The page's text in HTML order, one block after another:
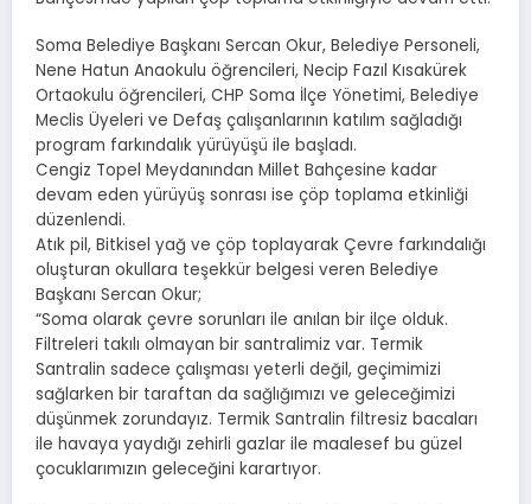
Soma Belediye Başkanı Sercan Okur, Belediye Personeli,
Nene Hatun Anaokulu öğrencileri, Necip Fazıl Kısakürek
Ortaokulu öğrencileri, CHP Soma İlçe Yönetimi, Belediye
Meclis Üyeleri ve Defaş çalışanlarının katılım sağladığı
program farkındalık yürüyüşü ile başladı.
Cengiz Topel Meydanından Millet Bahçesine kadar
devam eden yürüyüş sonrası ise çöp toplama etkinliği
düzenlendi.
Atık pil, Bitkisel yağ ve çöp toplayarak Çevre farkındalığı
oluşturan okullara teşekkür belgesi veren Belediye
Başkanı Sercan Okur;
“Soma olarak çevre sorunları ile anılan bir ilçe olduk.
Filtreleri takılı olmayan bir santralimiz var. Termik
Santralin sadece çalışması yeterli değil, geçimimizi
sağlarken bir taraftan da sağlığımızı ve geleceğimizi
düşünmek zorundayız. Termik Santralin filtresiz bacaları
ile havaya yaydığı zehirli gazlar ile maalesef bu güzel
çocuklarımızın geleceğini karartıyor.